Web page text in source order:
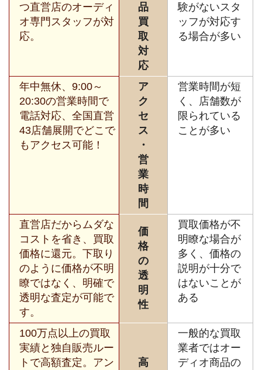
つ直営店のオーディ
オ専門スタッフが対
応。
品
買
取
対
応
験がないスタ
ッフが対応す
る場合が多い
年中無休、9:00～
20:30の営業時間で
電話対応、全国直営
43店舗展開でどこで
もアクセス可能！
ア
ク
セ
ス
・
営
業
時
間
営業時間が短
く、店舗数が
限られている
ことが多い
直営店だからムダな
コストを省き、買取
価格に還元。下取り
のように価格が不明
瞭ではなく、明確で
透明な査定が可能で
す。
価
格
の
透
明
性
買取価格が不
明瞭な場合が
多く、価格の
説明が十分で
はないことが
ある
100万点以上の買取
実績と独自販売ルー
トで高額査定。アン
高
一般的な買取
業者ではオー
ディオ商品の